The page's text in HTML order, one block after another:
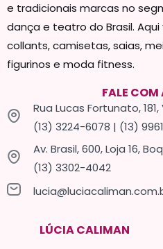
e tradicionais marcas no
dança e teatro do Brasil.
collants, camisetas, saias,
figurinos e moda fitness.
FALE COM
Rua Lucas Fortunato,
(13) 3224-6078 | (13)
Av. Brasil, 600, Loja 16,
(13) 3302-4042
LÚCIA CALIMAN